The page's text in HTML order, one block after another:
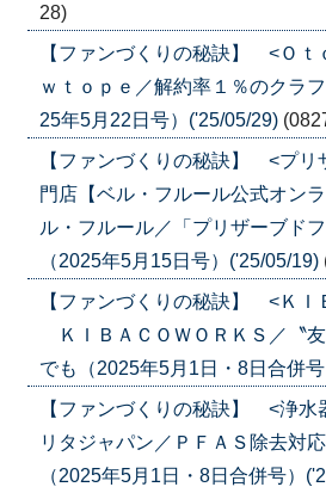
28)
【ファンづくりの秘訣】 <Ｏ
ｗｔｏｐｅ／解約率１％のクラ
25年5月22日号）('25/05/29)
【ファンづくりの秘訣】 <プリ
門店【ベル・フルール公式オン
ル・フルール／「プリザーブド
（2025年5月15日号）('25/05/19)
【ファンづくりの秘訣】 <ＫＩ
ＫＩＢＡＣＯＷＯＲＫＳ／〝
でも（2025年5月1日・8日合併
【ファンづくりの秘訣】 <浄
リタジャパン／ＰＦＡＳ除去対
（2025年5月1日・8日合併号）